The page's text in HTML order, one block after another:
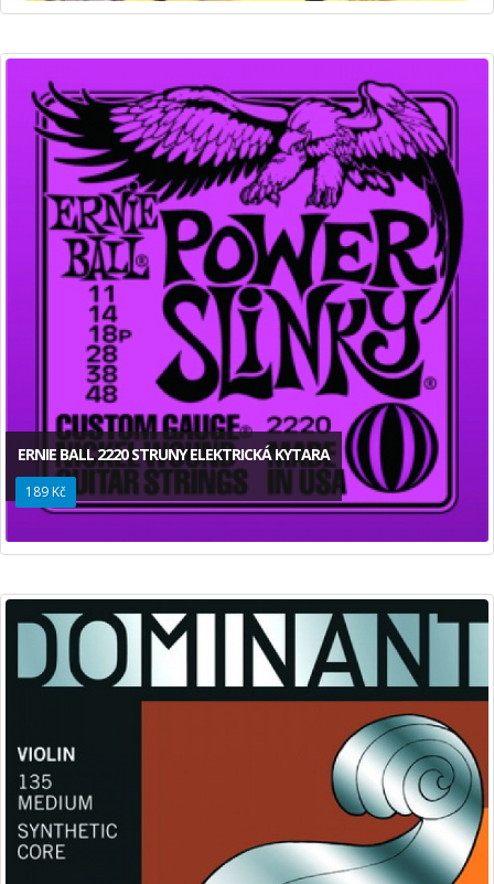
ERNIE BALL 2220 STRUNY ELEKTRICKÁ KYTARA
189 Kč